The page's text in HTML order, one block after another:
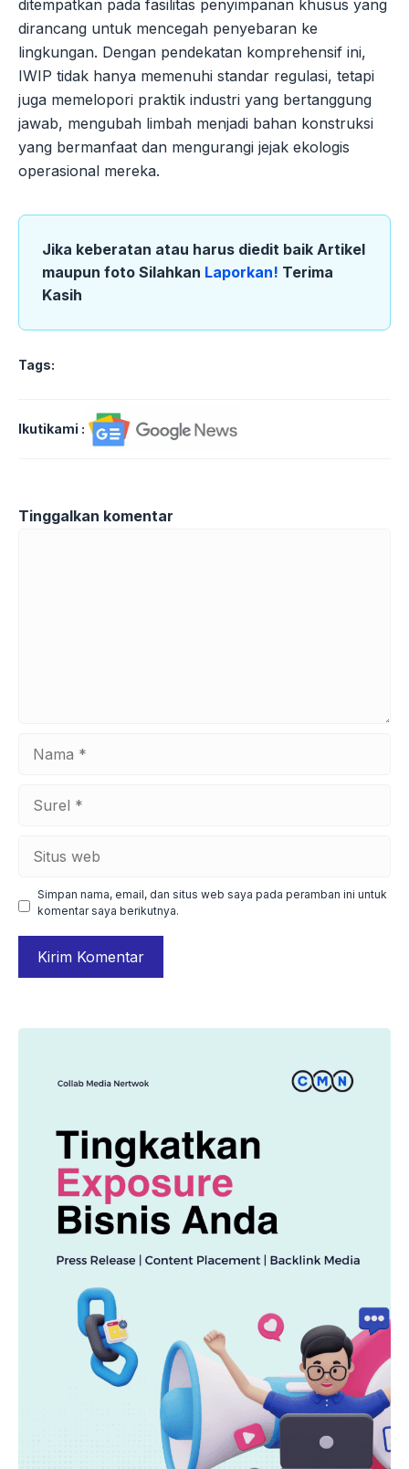
ditempatkan pada fasilitas penyimpanan khusus yang
dirancang untuk mencegah penyebaran ke
lingkungan. Dengan pendekatan komprehensif ini,
IWIP tidak hanya memenuhi standar regulasi, tetapi
juga memelopori praktik industri yang bertanggung
jawab, mengubah limbah menjadi bahan konstruksi
yang bermanfaat dan mengurangi jejak ekologis
operasional mereka.
Jika keberatan atau harus diedit baik Artikel
maupun foto Silahkan Laporkan! Terima
Kasih
Tags:
Ikutikami :
Tinggalkan komentar
Simpan nama, email, dan situs web saya pada peramban ini untuk
komentar saya berikutnya.